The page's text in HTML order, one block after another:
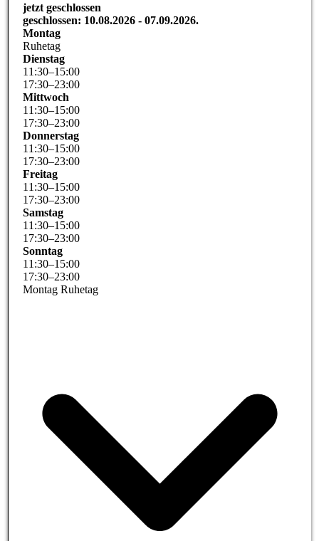
jetzt geschlossen
geschlossen: 10.08.2026 - 07.09.2026.
Montag
Ruhetag
Dienstag
11 :30–15:00
17:30–23:00
Mittwoch
11 :30–15:00
17:30–23:00
Donnerstag
11 :30–15:00
17:30–23:00
Freitag
11 :30–15:00
17:30–23:00
Samstag
11 :30–15:00
17:30–23:00
Sonntag
11 :30–15:00
17:30–23:00
Montag Ruhetag